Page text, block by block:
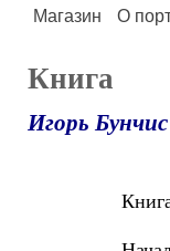
Магазин
О
Книга
Игорь Бунчис